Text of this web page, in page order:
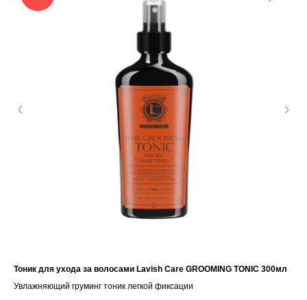
Тоник для ухода за волосами Lavish Care GROOMING TONIC 300мл
Увлажняющий груминг тоник легкой фиксации